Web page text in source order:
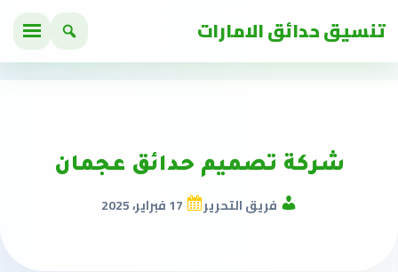
تنسيق حدائق الامارات
شركة تصميم حدائق عجمان
فريق التحرير